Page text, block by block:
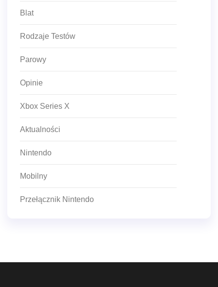
Blat
Rodzaje Testów
Parowy
Opinie
Xbox Series X
Aktualności
Nintendo
Mobilny
Przełącznik Nintendo